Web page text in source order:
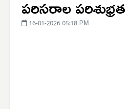
పరిసరాల
16-01-2026 05:18 PM